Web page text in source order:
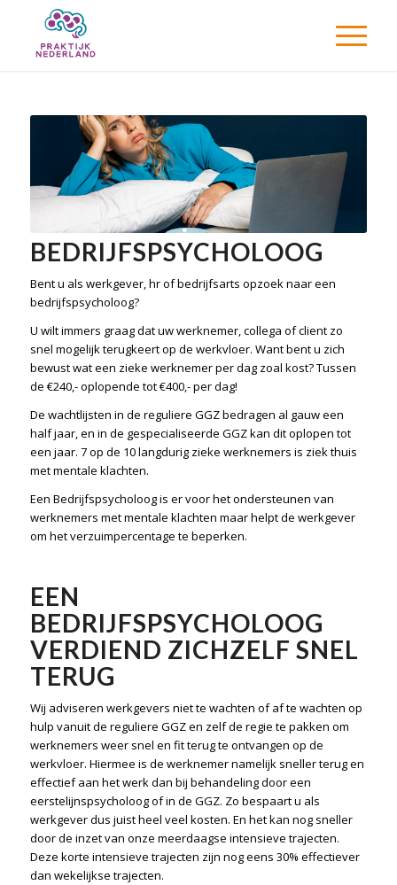
BEDRIJFSPSYCHOLOOG
Bent u als werkgever, hr of bedrijfsarts opzoek naar een
bedrijfspsycholoog?
U wilt immers graag dat uw werknemer, collega of client zo
snel mogelijk terugkeert op de werkvloer. Want bent u zich
bewust wat een zieke werknemer per dag zoal kost? Tussen
de €240,- oplopende tot €400,- per dag!
De wachtlijsten in de reguliere GGZ bedragen al gauw een
half jaar, en in de gespecialiseerde GGZ kan dit oplopen tot
een jaar. 7 op de 10 langdurig zieke werknemers is ziek thuis
met mentale klachten.
Een Bedrijfspsycholoog is er voor het ondersteunen van
werknemers met mentale klachten maar helpt de werkgever
om het verzuimpercentage te beperken.
EEN
BEDRIJFSPSYCHOLOOG
VERDIEND ZICHZELF SNEL
TERUG
Wij adviseren werkgevers niet te wachten of af te wachten op
hulp vanuit de reguliere GGZ en zelf de regie te pakken om
werknemers weer snel en fit terug te ontvangen op de
werkvloer. Hiermee is de werknemer namelijk sneller terug en
effectief aan het werk dan bij behandeling door een
eerstelijnspsycholoog of in de GGZ. Zo bespaart u als
werkgever dus juist heel veel kosten. En het kan nog sneller
door de inzet van onze meerdaagse intensieve trajecten.
Deze korte intensieve trajecten zijn nog eens 30% effectiever
dan wekelijkse trajecten.